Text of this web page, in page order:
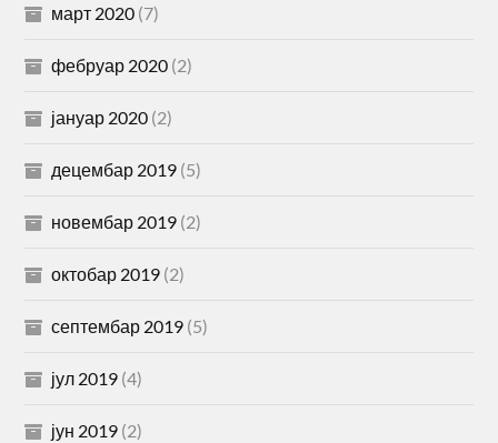
март 2020 (7)
фебруар 2020 (2)
јануар 2020 (2)
децембар 2019 (5)
новембар 2019 (2)
октобар 2019 (2)
септембар 2019 (5)
јул 2019 (4)
јун 2019 (2)